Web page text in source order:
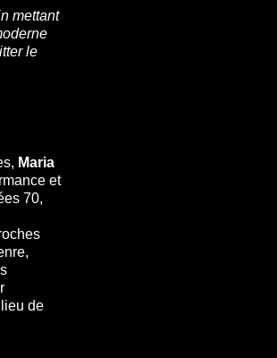
mettant
le
Maria
et
70,
de